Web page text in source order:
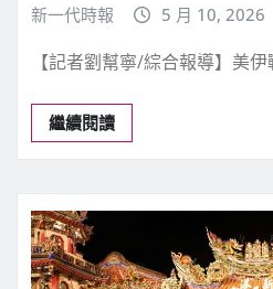
新一代時報 5 月 10, 2026
【記者劉幫寧/綜合報導】美
繼續閱讀